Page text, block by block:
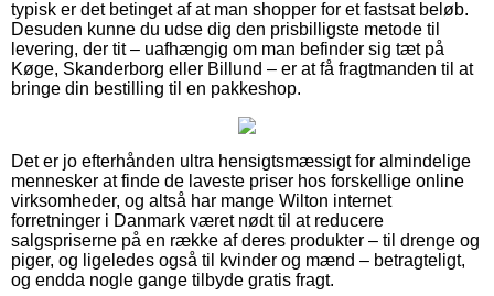
typisk er det betinget af at man shopper for et fastsat beløb.
Desuden kunne du udse dig den prisbilligste metode til
levering, der tit – uafhængig om man befinder sig tæt på
Køge, Skanderborg eller Billund – er at få fragtmanden til at
bringe din bestilling til en pakkeshop.
Det er jo efterhånden ultra hensigtsmæssigt for almindelige
mennesker at finde de laveste priser hos forskellige online
virksomheder, og altså har mange Wilton internet
forretninger i Danmark været nødt til at reducere
salgspriserne på en række af deres produkter – til drenge og
piger, og ligeledes også til kvinder og mænd – betragteligt,
og endda nogle gange tilbyde gratis fragt.